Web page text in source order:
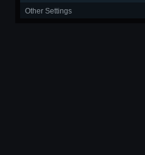
Other Settings